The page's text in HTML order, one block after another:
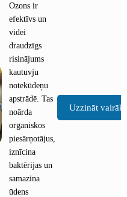
Ozons ir
efektīvs un
videi
draudzīgs
risinājums
kautuvju
notekūdeņu
apstrādē. Tas
noārda
organiskos
piesārņotājus,
iznīcina
baktērijas un
samazina
ūdens
Uzzināt vairāk